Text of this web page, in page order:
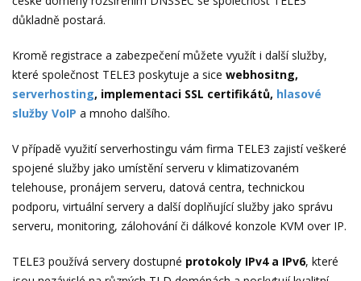
důkladně postará.
Kromě registrace a zabezpečení můžete využít i další služby,
které společnost TELE3 poskytuje a sice webhositng,
serverhosting, implementaci SSL certifikátů, hlasové
služby VoIP a mnoho dalšího.
V případě využití serverhostingu vám firma TELE3 zajistí veškeré
spojené služby jako umístění serveru v klimatizovaném
telehouse, pronájem serveru, datová centra, technickou
podporu, virtuální servery a další doplňující služby jako správu
serveru, monitoring, zálohování či dálkové konzole KVM over IP.
TELE3 používá servery dostupné protokoly IPv4 a IPv6, které